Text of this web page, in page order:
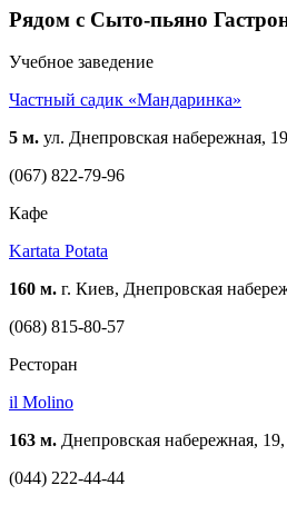
Рядом с Сыто-пьяно
Учебное заведение
Частный садик «Мандаринка»
5 м. ул. Днепровская набережная,
(067) 822-79-96
Кафе
Kartata Potata
160 м. г. Киев, Днепровская
(068) 815-80-57
Ресторан
il Molino
163 м. Днепровская набережная,
(044) 222-44-44